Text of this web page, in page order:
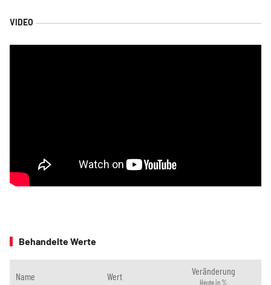
Behandelte Werte
Name Wert Veränderung
Heute in %